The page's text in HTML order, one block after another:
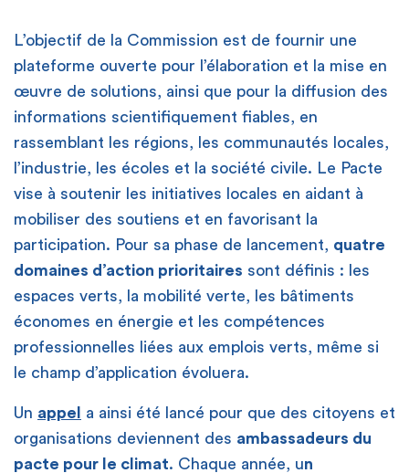
L’objectif de la Commission est de fournir une
plateforme ouverte pour l’élaboration et la mise en
œuvre de solutions, ainsi que pour la diffusion des
informations scientifiquement fiables, en
rassemblant les régions, les communautés locales,
l’industrie, les écoles et la société civile. Le Pacte
vise à soutenir les initiatives locales en aidant à
mobiliser des soutiens et en favorisant la
participation. Pour sa phase de lancement, quatre
domaines d’action prioritaires sont définis : les
espaces verts, la mobilité verte, les bâtiments
économes en énergie et les compétences
professionnelles liées aux emplois verts, même si
le champ d’application évoluera.
Un appel
a ainsi été lancé pour que des citoyens et
organisations deviennent des ambassadeurs du
pacte pour le climat. Chaque année, un